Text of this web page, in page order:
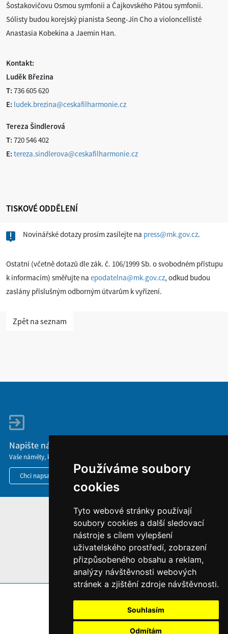
Používáme soubory
cookies
Tyto webové stránky používají
soubory cookies a další sledovací
nástroje s cílem vylepšení
uživatelského prostředí, zobrazení
přizpůsobeného obsahu a reklam,
analýzy návštěvnosti webových
stránek a zjištění zdroje návštěvnosti.
Souhlasím
Odmítám
Šostakovičovu Osmou symfonii a Čajkovského Pátou symfonii.
Sólisty budou korejský pianista Seong-Jin Cho a violoncellisté
Anastasia Kobekina a Jaemin Han.
Kontakt:
Luděk Březina
T: 736 605 620
E: ludek.brezina@ceskafilharmonie.cz
Tereza Šindlerová
T: 720 546 402
E: tereza.sindlerova@ceskafilharmonie.cz
TISKOVÉ ODDĚLENÍ
Novinářské dotazy prosím zasílejte na press@mk.gov.cz.
Ostatní (včetně dotazů dle zák. č. 106/1999 Sb. o svobodném přístupu
k informacím) směřujte na epodatelna@mk.gov.cz, odkud budou
zaslány příslušným odborným útvarům k vyřízení.
Napište nám
Vaše náměty, komentáře, připomínky a dotazy nezůstanou bez odezvy.
Chci napsat MKČR
HOME
INFORMACE O WEBU